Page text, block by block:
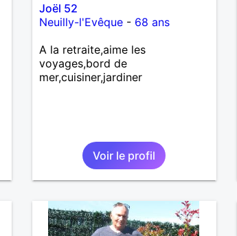
Joël 52
Neuilly-l'Evêque- 68 ans
A la retraite,aime les
voyages,bord de
mer,cuisiner,jardiner
Voir le profil